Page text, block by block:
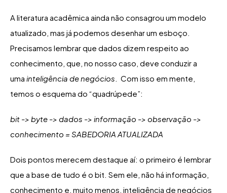
A literatura acadêmica ainda não consagrou um modelo
atualizado, mas já podemos desenhar um esboço.
Precisamos lembrar que dados dizem respeito ao
conhecimento, que, no nosso caso, deve conduzir a
uma inteligência de negócios. Com isso em mente,
temos o esquema do “quadrúpede”:
bit -> byte -> dados -> informação -> observação ->
conhecimento = SABEDORIA ATUALIZADA
Dois pontos merecem destaque aí: o primeiro é lembrar
que a base de tudo é o bit. Sem ele, não há informação,
conhecimento e, muito menos, inteligência de negócios